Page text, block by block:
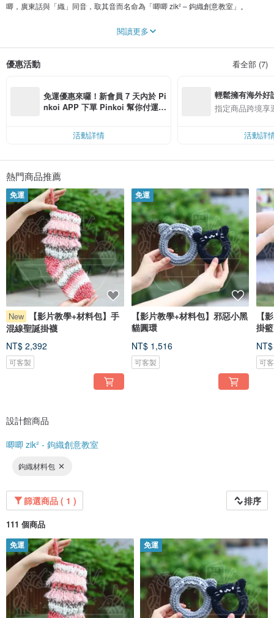
唧，廣東話與「織」同音，取其音而名命為「唧唧 zik² – 鉤織創意教室」。
不是設計系出身，也不是藝術家，人生最近十年都是以寫字、旅行維生，而在正
式踏入第三個「十年大關」前，想著是不是該跳出舒適圈，給自己一個新的方向
風格的花式。旅程完結後，開始學習傳統織布技術，並把多年間旅行所見的世界
文化加入織品中，同時自學及研究鉤織技法，將毛線變成創作工具，變出一件件
獨一無二的織品。
成立「唧唧 zik² – 鉤織創意教室」，不但希望可以將自己的織品和更多人分享，
同時亦希望透過不同類型的工作坊，和來自世界的織人一同編織出屬於自己的風
閱讀更多
優惠活動 看全部 (7)
免運優惠來囉！新會員 7 天內於 Pi
nkoi APP 下單 Pinkoi 幫你付運
活動詳情
輕鬆擁有海外好
指定商品跨境享
活動詳
熱門商品推薦
免運
New
【影片教學+材料包】手
混線聖誕掛襪
NT$ 2,392
可客製
免運
【影片教學+材料包】邪惡小黑
貓圓環
NT$ 1,516
可客製
【
掛籃
可
設計館商品
唧唧 zik² - 鉤織創意教室
鉤織材料包
篩選商品 ( 1 ) 排序
111 個商品
免運 免運